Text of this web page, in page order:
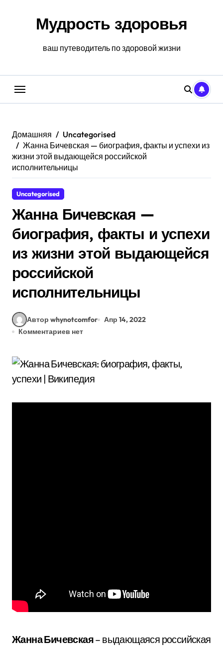
содержаниюМудрость здоровья
ваш путеводитель по здоровой жизни
Домашняя
Uncategorised
Жанна Бичевская — биография, факты и успехи из
жизни этой выдающейся российской
исполнительницы
Uncategorised
Жанна Бичевская —
биография, факты и успехи
из жизни этой выдающейся
российской
исполнительницы
Автор whynotcomfor
Апр 14, 2022
Комментариев нет
Жанна Бичевская– выдающаяся российская